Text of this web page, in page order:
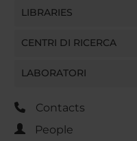
LIBRARIES
CENTRI DI RICERCA
LABORATORI
Contacts
People